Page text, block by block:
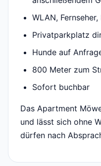
WLAN,
Privatparkplatz
Hunde auf
800 Meter zum
Sofort buchbar
Das Apartment
und lässt sich ohne
dürfen nach